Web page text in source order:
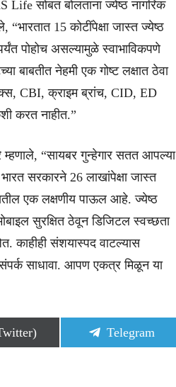
Life सोबत बोलताना ज्येष्ठ नागरिक
15 कोटींपेक्षा जास्त ज्येष्ठ
पोहोच असल्यामुळे स्वाभाविकपणे
बाबतीत नेहमी एक गोष्ट लक्षात ठेवा
CBI, क्राइम ब्रांच, CID, ED
करत नाहीत.”
म्हणाले, “सायबर गुन्हेगार सतत आपल्या
सरकारने 26 लाखांपेक्षा जास्त
एक लक्षणीय पाऊल आहे. ज्येष्ठ
सुरक्षित ठेवून डिजिटल स्वच्छता
काहीही संशयास्पद वाटल्यास
संपर्क साधावा. आपण एकत्र मिळून या
Share
on
Telegram